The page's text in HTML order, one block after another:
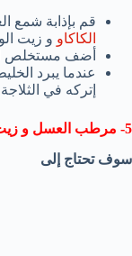
قم بإذابة شمع
الكاكاو و زيت
أضف مستخلص
عندما يبرد
إتركه في
5- مرطب العسل و زيت القنب للشفاه
سوف تحتاج إلى